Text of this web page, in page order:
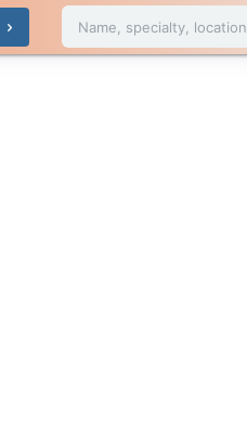
Name, specialty, location